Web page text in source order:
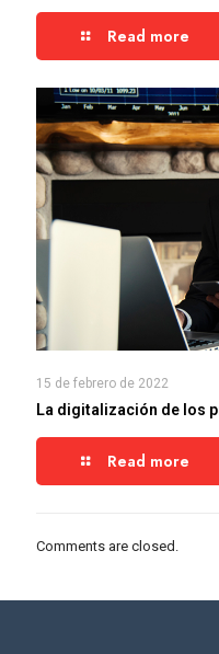
Read more
15 de febrero de 2022
La digitalización de los
Read more
Comments are closed.